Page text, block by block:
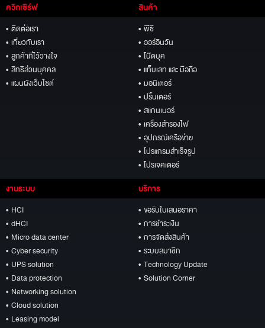
ควิกเซิร์ฟ
• ติดต่อเรา
• เกี่ยวกับเรา
• ลูกค้าที่ไว้วางใจ
• สิทธิส่วนบุคคล
• แผนผังเว็บไซต์
สินค้า
• พีซี
• ออร์อินวัน
• โน๊ตบุค
• แท็บเลท และ มือถือ
• มอนิเตอร์
• ปริ้นเตอร์
• สแกนเนอร์
• เครื่องสำรองไฟ
• อุปกรณ์เครือข่าย
• โปรแกรมสำเร็จรูป
• โปรเจคเตอร์
งานระบบ
• HCI
• dHCI
• Micro data center
• Cyber security
• UPS solution
• Data protection
• Networking solution
• Cloud solution
• Leasing model
บริการ
• ขอรับใบเสนอราคา
• การชำระเงิน
• การจัดส่งสินค้า
• ระบบสมาชิก
• Technology Update
• Solution Corner